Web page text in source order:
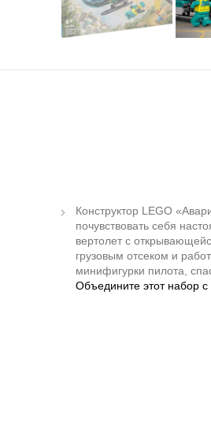
Конструктор LEGO
почувствовать себя
вертолет с
грузовым отсеком и
минифигурки пилота,
Объедините этот набор